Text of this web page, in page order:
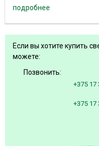
подробнее
Если вы хотите купить
можете:
Позвонить:
+375 17
+375 17